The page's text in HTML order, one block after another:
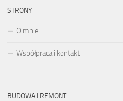
STRONY
O mnie
Współpraca i kontakt
BUDOWA I REMONT